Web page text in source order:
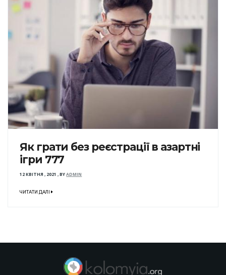
Як грати без реєстрації в азартні
ігри 777
12 КВІТНЯ , 2021 ,BYADMIN
ЧИТАТИ ДАЛІ